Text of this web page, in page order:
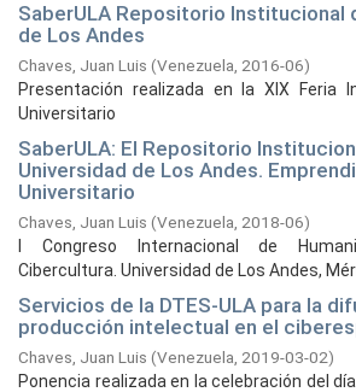
SaberULA Repositorio Institucional
de Los Andes
Chaves, Juan Luis (Venezuela, 2016-06)
Presentación realizada en la XIX Feria
Universitario
SaberULA: El Repositorio
Universidad de Los Andes.
Universitario
Chaves, Juan Luis (Venezuela, 2018-06)
I Congreso Internacional de
Cibercultura. Universidad de Los Andes,
Servicios de la DTES-ULA para la
producción intelectual en el
Chaves, Juan Luis (Venezuela, 2019-03-02)
Ponencia realizada en la celebración del